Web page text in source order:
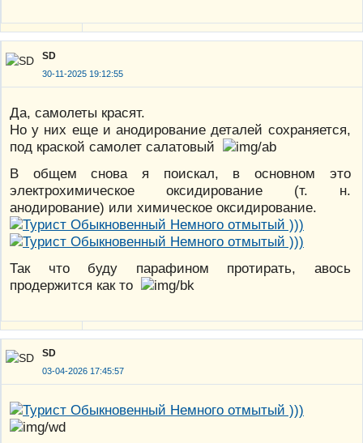
SD
30-11-2025 19:12:55
Да, самолеты красят.
Но у них еще и анодирование деталей сохраняется,
под краской самолет салатовый
В общем снова я поискал, в основном это
электрохимическое оксидирование (т. н.
анодирование) или химическое оксидирование.
Так что буду парафином протирать, авось
продержится как то
SD
03-04-2026 17:45:57